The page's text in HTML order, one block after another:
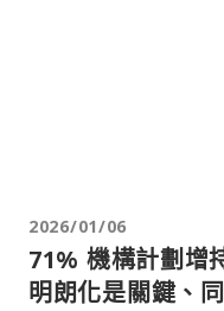
2026/01/06
71% 機構計劃增
明朗化是關鍵、